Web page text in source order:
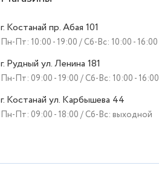
г. Костанай пр. Абая 101
Пн-Пт: 10:00 - 19:00 / Сб-Вс: 10:00 - 16:00
г. Рудный ул. Ленина 181
Пн-Пт: 09:00 - 19:00 / Сб-Вс: 10:00 - 16:00
г. Костанай ул. Карбышева 44
Пн-Пт: 09:00 - 18:00 / Сб-Вс: выходной